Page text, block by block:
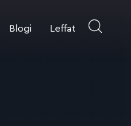
Blogi Leffat